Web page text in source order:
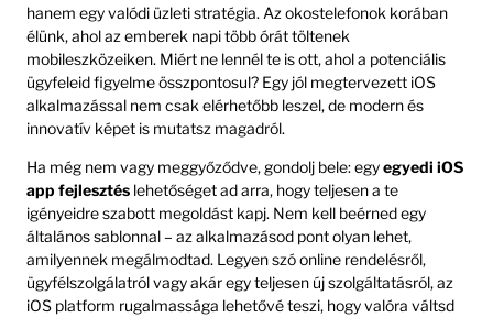
hanem egy valódi üzleti stratégia. Az okostelefonok korában
élünk, ahol az emberek napi több órát töltenek
mobileszközeiken. Miért ne lennél te is ott, ahol a potenciális
ügyfeleid figyelme összpontosul? Egy jól megtervezett iOS
alkalmazással nem csak elérhetőbb leszel, de modern és
innovatív képet is mutatsz magadról.
Ha még nem vagy meggyőződve, gondolj bele: egyegyedi iOS
app fejlesztés lehetőséget ad arra, hogy teljesen a te
igényeidre szabott megoldást kapj. Nem kell beérned egy
általános sablonnal – az alkalmazásod pont olyan lehet,
amilyennek megálmodtad. Legyen szó online rendelésről,
ügyfélszolgálatról vagy akár egy teljesen új szolgáltatásról, az
iOS platform rugalmassága lehetővé teszi, hogy valóra váltsd